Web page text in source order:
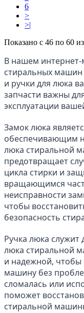
6
>
>|
Показано с 46 по 60
В нашем интернет-
стиральных машин
и ручки для люка
запчасти важны
эксплуатации
Замок люка
обеспечивающим
люка стиральной
предотвращает
цикла стирки и
вращающимся
неисправности
чтобы
безопасность
Ручка люка служит
люка стиральной
и надежной, чтобы
машину без
сломалась или
поможет
стиральной